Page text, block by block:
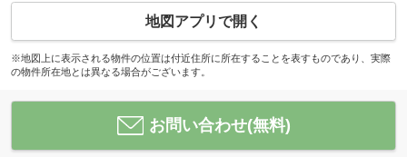
地図アプリで開く
※地図上に表示される物件の位置は付近住所に所在することを表すものであり、実際
の物件所在地とは異なる場合がございます。
お問い合わせ(無料)